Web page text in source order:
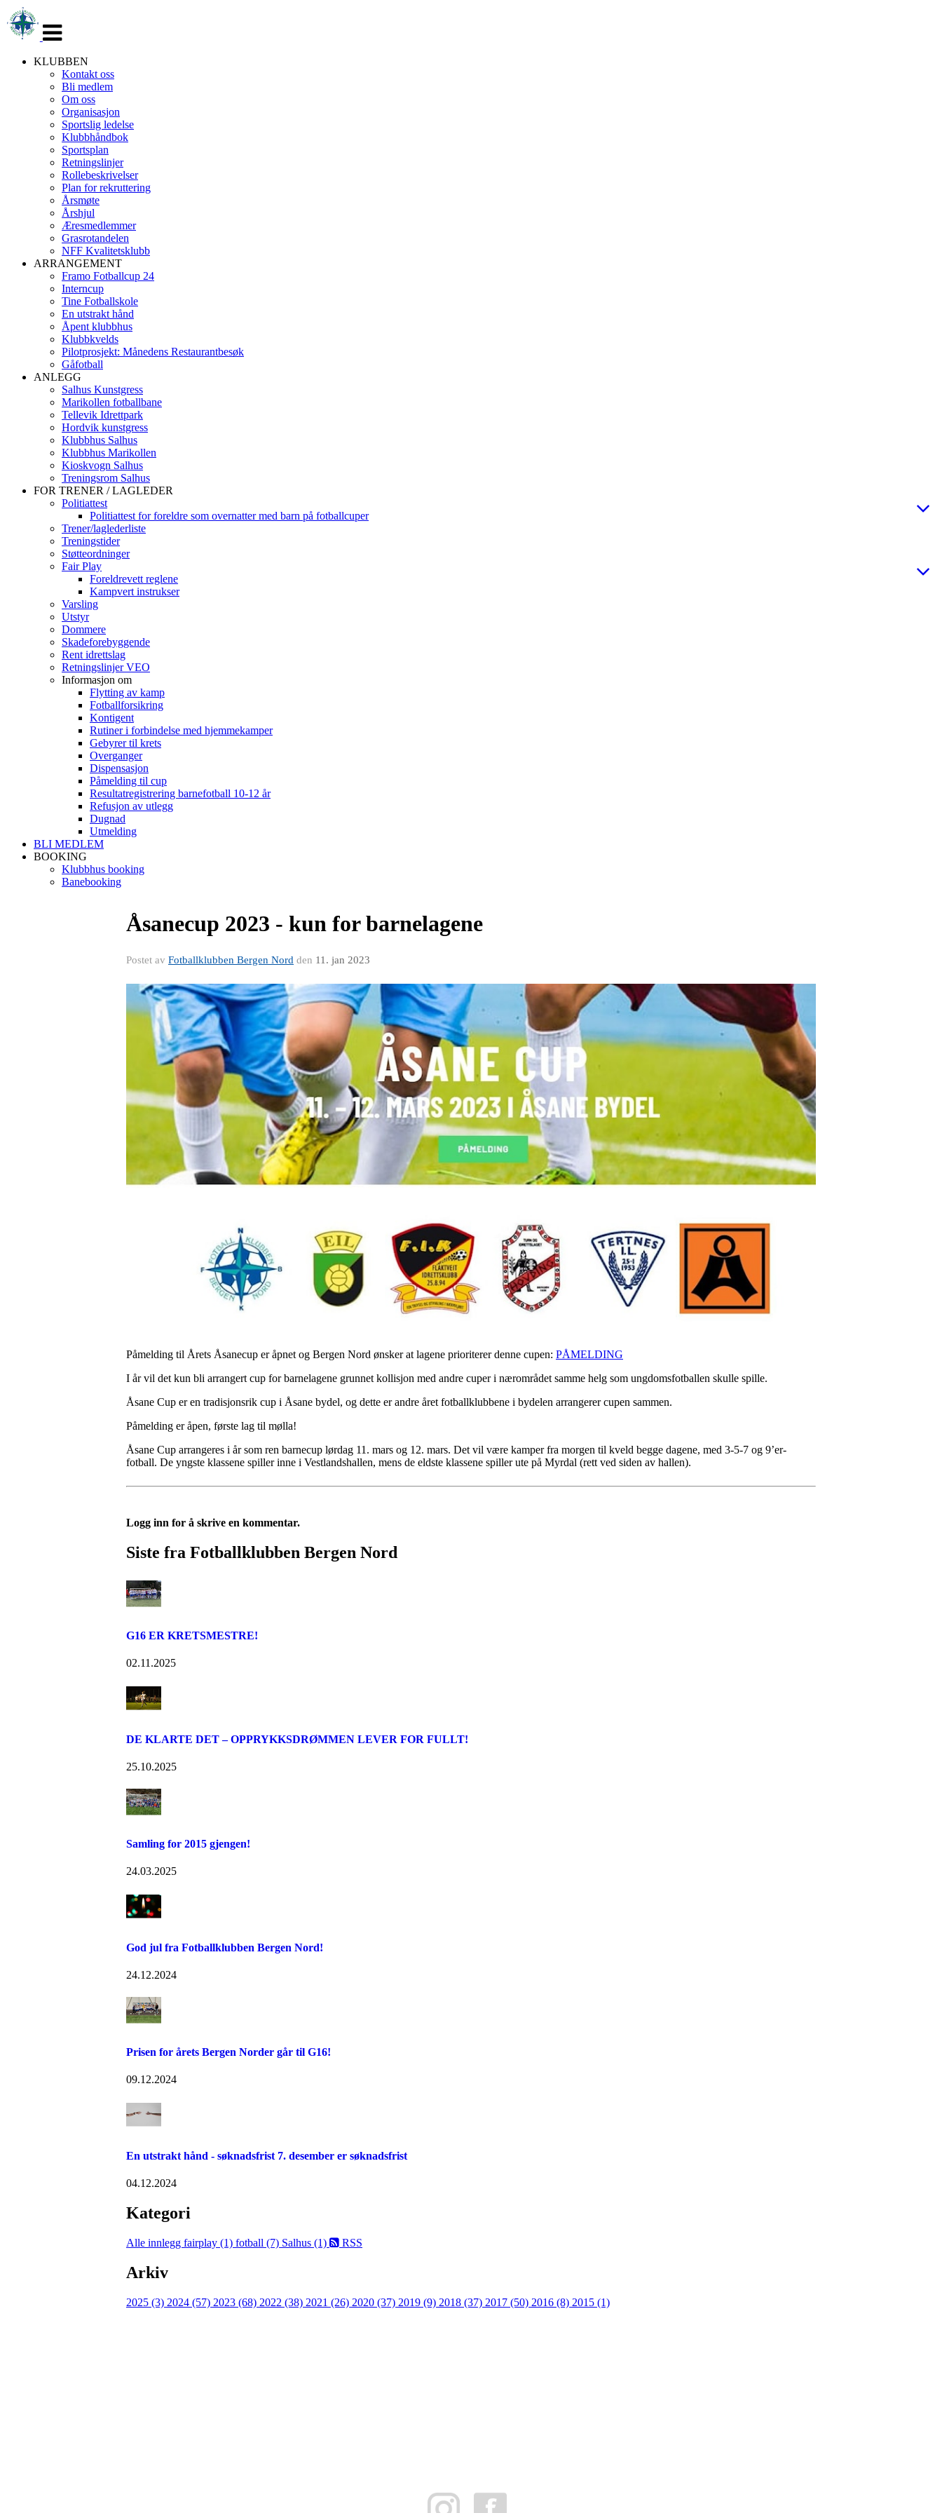
navigasjon
KLUBBEN
Kontakt oss
Bli medlem
Om oss
Organisasjon
Sportslig ledelse
Klubbhåndbok
Sportsplan
Retningslinjer
Rollebeskrivelser
Plan for rekruttering
Årsmøte
Årshjul
Æresmedlemmer
Grasrotandelen
NFF Kvalitetsklubb
ARRANGEMENT
Framo Fotballcup 24
Interncup
Tine Fotballskole
En utstrakt hånd
Åpent klubbhus
Klubbkvelds
Pilotprosjekt: Månedens Restaurantbesøk
Gåfotball
ANLEGG
Salhus Kunstgress
Marikollen fotballbane
Tellevik Idrettpark
Hordvik kunstgress
Klubbhus Salhus
Klubbhus Marikollen
Kioskvogn Salhus
Treningsrom Salhus
FOR TRENER / LAGLEDER
Politiattest
Politiattest for foreldre som overnatter med barn på fotballcuper
Trener/laglederliste
Treningstider
Støtteordninger
Fair Play
Foreldrevett reglene
Kampvert instrukser
Varsling
Utstyr
Dommere
Skadeforebyggende
Rent idrettslag
Retningslinjer VEO
Informasjon om
Flytting av kamp
Fotballforsikring
Kontigent
Rutiner i forbindelse med hjemmekamper
Gebyrer til krets
Overganger
Dispensasjon
Påmelding til cup
Resultatregistrering barnefotball 10-12 år
Refusjon av utlegg
Dugnad
Utmelding
BLI MEDLEM
BOOKING
Klubbhus booking
Banebooking
Åsanecup 2023 - kun for barnelagene
Postet av Fotballklubben Bergen Nord den 11. jan 2023
Påmelding til Årets Åsanecup er åpnet og Bergen Nord ønsker at lagene prioriterer denne cupen: PÅMELDING
I år vil det kun bli arrangert cup for barnelagene grunnet kollisjon med andre cuper i nærområdet samme helg som ungdomsfotballen skulle spille.
Åsane Cup er en tradisjonsrik cup i Åsane bydel, og dette er andre året fotballklubbene i bydelen arrangerer cupen sammen.
Påmelding er åpen, første lag til mølla!
Åsane Cup arrangeres i år som ren barnecup lørdag 11. mars og 12. mars. Det vil være kamper fra morgen til kveld begge dagene, med 3-5-7 og 9’er-
fotball. De yngste klassene spiller inne i Vestlandshallen, mens de eldste klassene spiller ute på Myrdal (rett ved siden av hallen).
Logg inn for å skrive en kommentar.
Siste fra Fotballklubben Bergen Nord
G16 ER KRETSMESTRE!
02.11.2025
DE KLARTE DET – OPPRYKKSDRØMMEN LEVER FOR FULLT!
25.10.2025
Samling for 2015 gjengen!
24.03.2025
God jul fra Fotballklubben Bergen Nord!
24.12.2024
Prisen for årets Bergen Norder går til G16!
09.12.2024
En utstrakt hånd - søknadsfrist 7. desember er søknadsfrist
04.12.2024
Kategori
Alle innlegg fairplay (1) fotball (7) Salhus (1) RSS
Arkiv
2025 (3) 2024 (57) 2023 (68) 2022 (38) 2021 (26) 2020 (37) 2019 (9) 2018 (37) 2017 (50) 2016 (8) 2015 (1)